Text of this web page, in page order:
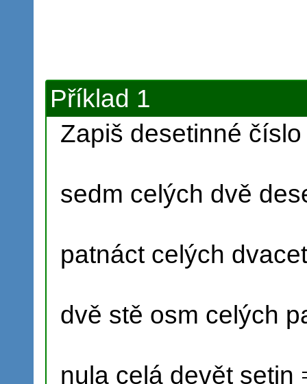
Příklad 1
Zapiš desetinné číslo
sedm celých dvě
patnáct celých
dvě stě osm celých
nula celá devět setin